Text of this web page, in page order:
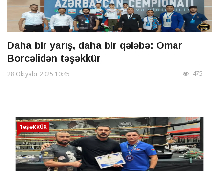
Daha bir yarış, daha bir qələbə: Omar
Borcəlidən təşəkkür
28 Oktyabr 2025 10:45 475
TƏŞƏKKÜR